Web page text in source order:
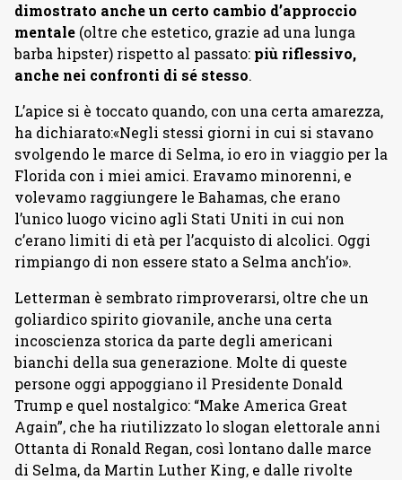
dimostrato anche un certo cambio d’approccio
mentale (oltre che estetico, grazie ad una lunga
barba hipster) rispetto al passato: più riflessivo,
anche nei confronti di sé stesso.
L’apice si è toccato quando, con una certa amarezza,
ha dichiarato:«Negli stessi giorni in cui si stavano
svolgendo le marce di Selma, io ero in viaggio per la
Florida con i miei amici. Eravamo minorenni, e
volevamo raggiungere le Bahamas, che erano
l’unico luogo vicino agli Stati Uniti in cui non
c’erano limiti di età per l’acquisto di alcolici. Oggi
rimpiango di non essere stato a Selma anch’io».
Letterman è sembrato rimproverarsi, oltre che un
goliardico spirito giovanile, anche una certa
incoscienza storica da parte degli americani
bianchi della sua generazione. Molte di queste
persone oggi appoggiano il Presidente Donald
Trump e quel nostalgico: “Make America Great
Again”, che ha riutilizzato lo slogan elettorale anni
Ottanta di Ronald Regan, così lontano dalle marce
di Selma, da Martin Luther King, e dalle rivolte